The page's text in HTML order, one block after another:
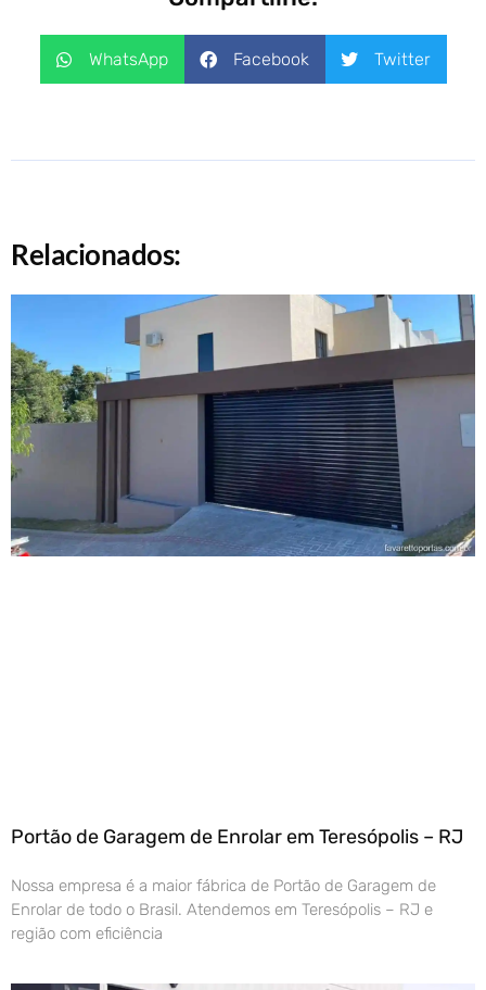
WhatsApp Facebook Twitter
Relacionados:
Portão de Garagem de Enrolar em Teresópolis – RJ
Nossa empresa é a maior fábrica de Portão de Garagem de
Enrolar de todo o Brasil. Atendemos em Teresópolis – RJ e
região com eficiência